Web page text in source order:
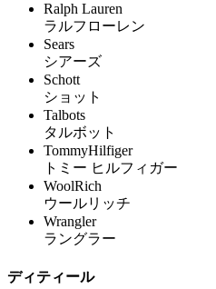
Ralph Lauren
ラルフローレン
Sears
シアーズ
Schott
ショット
Talbots
タルボット
TommyHilfiger
トミー ヒルフィガー
WoolRich
ウールリッチ
Wrangler
ラングラー
ディティール